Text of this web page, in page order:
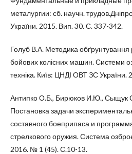
металургии: сб. научн.
України. 2015. Вип. 30. С. 337-342.
Голуб В.А. Методика обґрунтування
бойових колісних машин. Системи
техніка. Київ: ЦНДІ ОВТ ЗС
Антипко О.Б., Бирюков И.Ю., Сыщук
Постановка задачи
составного боеприпаса и
стрелкового оружия. Система
2016. № 1 (45). С.10-13.